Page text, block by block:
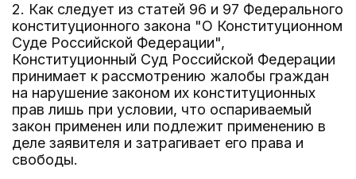
2. Как следует из статей 96 и 97 Федерального
конституционного закона "О Конституционном
Суде Российской Федерации",
Конституционный Суд Российской Федерации
принимает к рассмотрению жалобы граждан
на нарушение законом их конституционных
прав лишь при условии, что оспариваемый
закон применен или подлежит применению в
деле заявителя и затрагивает его права и
свободы.